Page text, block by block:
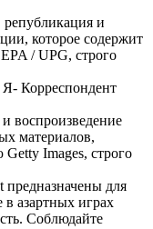
и
которое содержит
/ UPG, строго
Я- Корреспондент
воспроизведение
материалов,
Images, строго
предназначены для
азартных играх
Соблюдайте